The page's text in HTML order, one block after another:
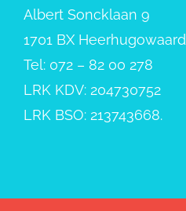
Albert Soncklaan 9
1701 BX Heerhugowaard
Tel: 072 – 82 00 278
LRK KDV: 204730752
LRK BSO: 213743668.